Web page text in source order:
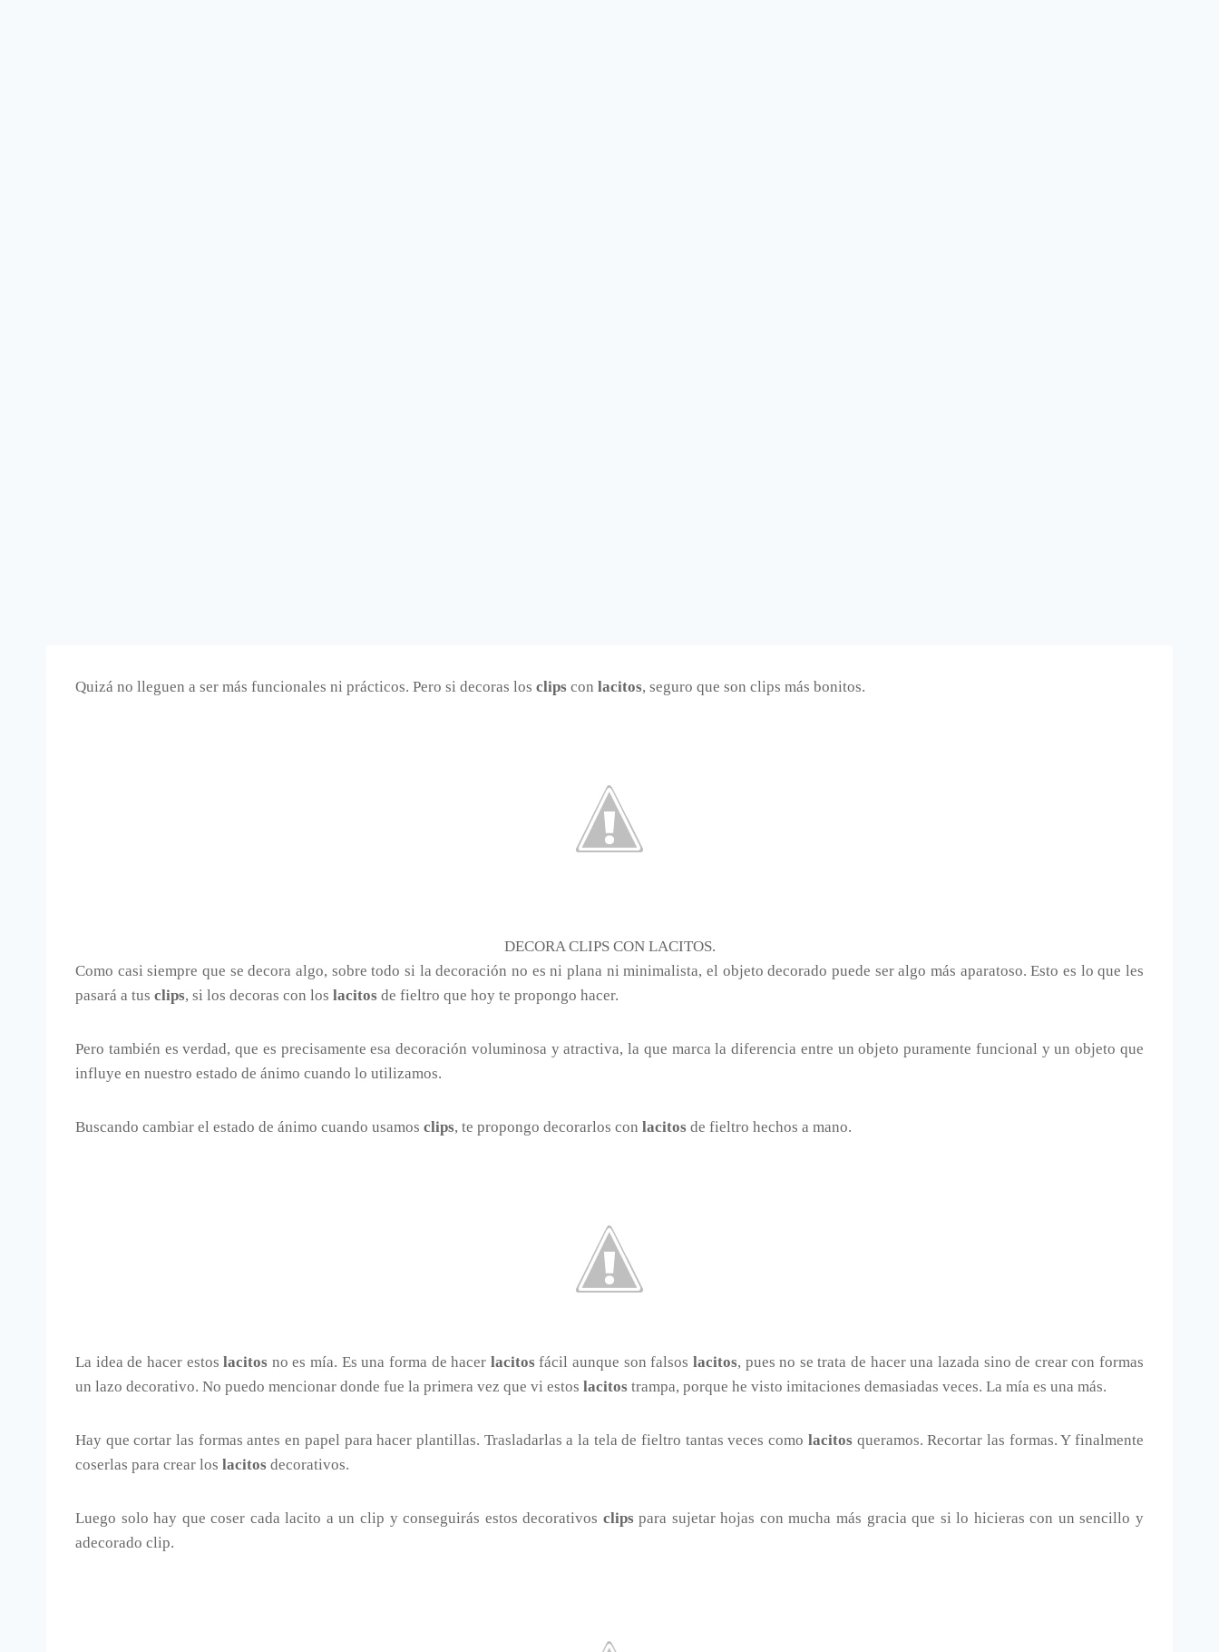
Quizá no lleguen a ser más funcionales ni prácticos. Pero si decoras los clips con lacitos, seguro que son clips más bonitos.
DECORA CLIPS CON LACITOS.
Como casi siempre que se decora algo, sobre todo si la decoración no es ni plana ni minimalista, el objeto decorado puede ser algo más aparatoso. Esto es lo que les
pasará a tus clips, si los decoras con los lacitos de fieltro que hoy te propongo hacer.
Pero también es verdad, que es precisamente esa decoración voluminosa y atractiva, la que marca la diferencia entre un objeto puramente funcional y un objeto que
influye en nuestro estado de ánimo cuando lo utilizamos.
Buscando cambiar el estado de ánimo cuando usamos clips, te propongo decorarlos con lacitos de fieltro hechos a mano.
La idea de hacer estoslacitos no es mía. Es una forma de hacer lacitosfácil aunque son falsos lacitos, pues no se trata de hacer una lazada sino de crear con formas
un lazo decorativo. No puedo mencionar donde fue la primera vez que vi estos lacitos trampa, porque he visto imitaciones demasiadas veces. La mía es una más.
Hay que cortar las formas antes en papel para hacer plantillas. Trasladarlas a la tela de fieltro tantas veces como lacitosqueramos. Recortar las formas. Y finalmente
coserlas para crear los lacitos decorativos.
Luego solo hay que coser cada lacito a un clip y conseguirás estos decorativos clipspara sujetar hojas con mucha más gracia que si lo hicieras con un sencillo y
adecorado clip.